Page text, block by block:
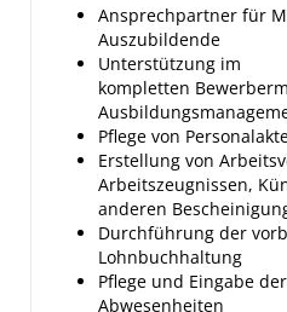
Ansprechpartner für
Auszubildende
Unterstützung im
kompletten
Pflege von
Erstellung von
Arbeitszeugnissen,
anderen
Durchführung der
Lohnbuchhaltung
Pflege und Eingabe
Abwesenheiten